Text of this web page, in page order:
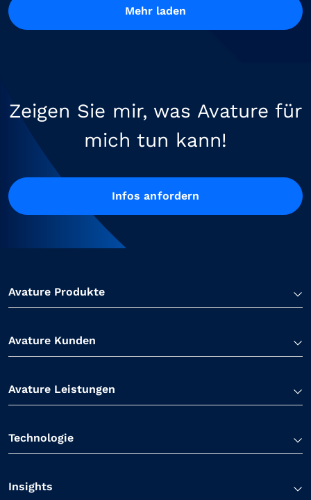
Mehr laden
Zeigen Sie mir, was Avature für
mich tun kann!
Infos anfordern
Avature Produkte
Avature Kunden
Avature Leistungen
Technologie
Insights